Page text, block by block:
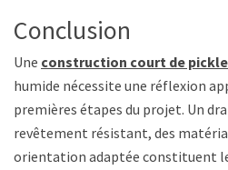
Conclusion
Une construction court de
humide nécessite une réflexion
premières étapes du projet. Un
revêtement résistant, des
orientation adaptée constituent